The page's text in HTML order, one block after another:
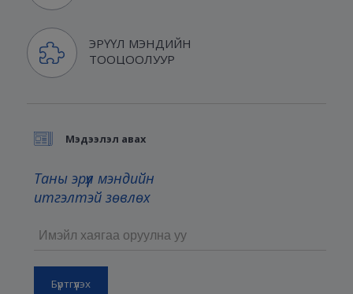
ЭРҮҮЛ МЭНДИЙН
ТООЦООЛУУР
Мэдээлэл авах
Таны эрүүл мэндийн
итгэлтэй зөвлөх